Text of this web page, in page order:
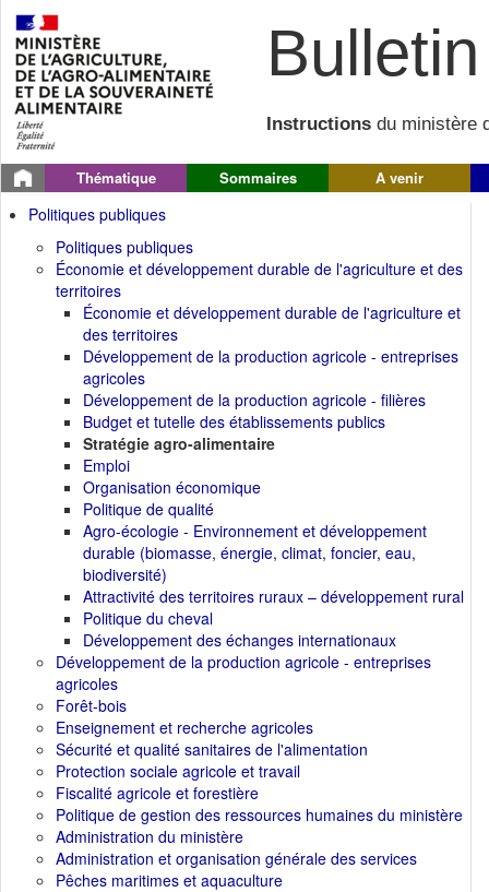
Instructions du ministère
Thématique Sommaires A venir
Politiques publiques
Politiques publiques
Économie et développement durable de l'agriculture et des
territoires
Économie et développement durable de l'agriculture et
des territoires
Développement de la production agricole - entreprises
agricoles
Développement de la production agricole - filières
Budget et tutelle des établissements publics
Stratégie agro-alimentaire
Emploi
Organisation économique
Politique de qualité
Agro-écologie - Environnement et développement
durable (biomasse, énergie, climat, foncier, eau,
biodiversité)
Attractivité des territoires ruraux – développement rural
Politique du cheval
Développement des échanges internationaux
Développement de la production agricole - entreprises
agricoles
Forêt-bois
Enseignement et recherche agricoles
Sécurité et qualité sanitaires de l'alimentation
Protection sociale agricole et travail
Fiscalité agricole et forestière
Politique de gestion des ressources humaines du ministère
Administration du ministère
Administration et organisation générale des services
Pêches maritimes et aquaculture